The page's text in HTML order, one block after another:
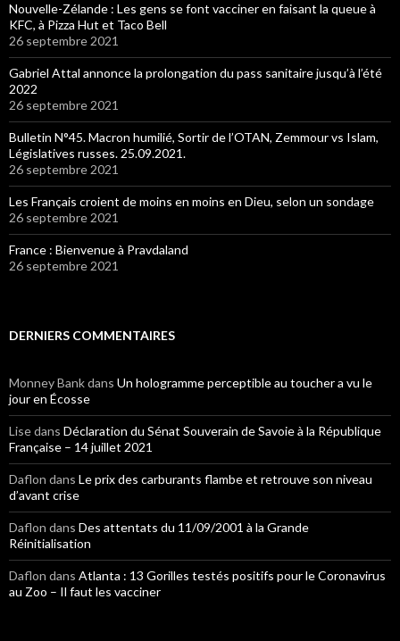
Nouvelle-Zélande : Les gens se font vacciner en faisant la queue à
KFC, à Pizza Hut et Taco Bell
26 septembre 2021
Gabriel Attal annonce la prolongation du pass sanitaire jusqu’à l’été
2022
26 septembre 2021
Bulletin N°45. Macron humilié, Sortir de l’OTAN, Zemmour vs Islam,
Législatives russes. 25.09.2021.
26 septembre 2021
Les Français croient de moins en moins en Dieu, selon un sondage
26 septembre 2021
France : Bienvenue à Pravdaland
26 septembre 2021
DERNIERS COMMENTAIRES
Monney Bankdans Un hologramme perceptible au toucher a vu le
jour en Écosse
Lisedans Déclaration du Sénat Souverain de Savoie à la République
Française – 14 juillet 2021
Daflon dans Le prix des carburants flambe et retrouve son niveau
d’avant crise
Daflon dans Des attentats du 11/09/2001 à la Grande
Réinitialisation
Daflon dans Atlanta : 13 Gorilles testés positifs pour le Coronavirus
au Zoo – Il faut les vacciner